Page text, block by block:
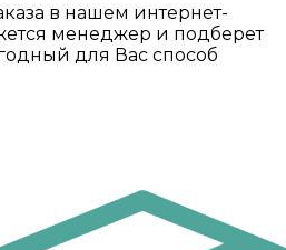
в нашем интернет-
менеджер и подберет
для Вас способ